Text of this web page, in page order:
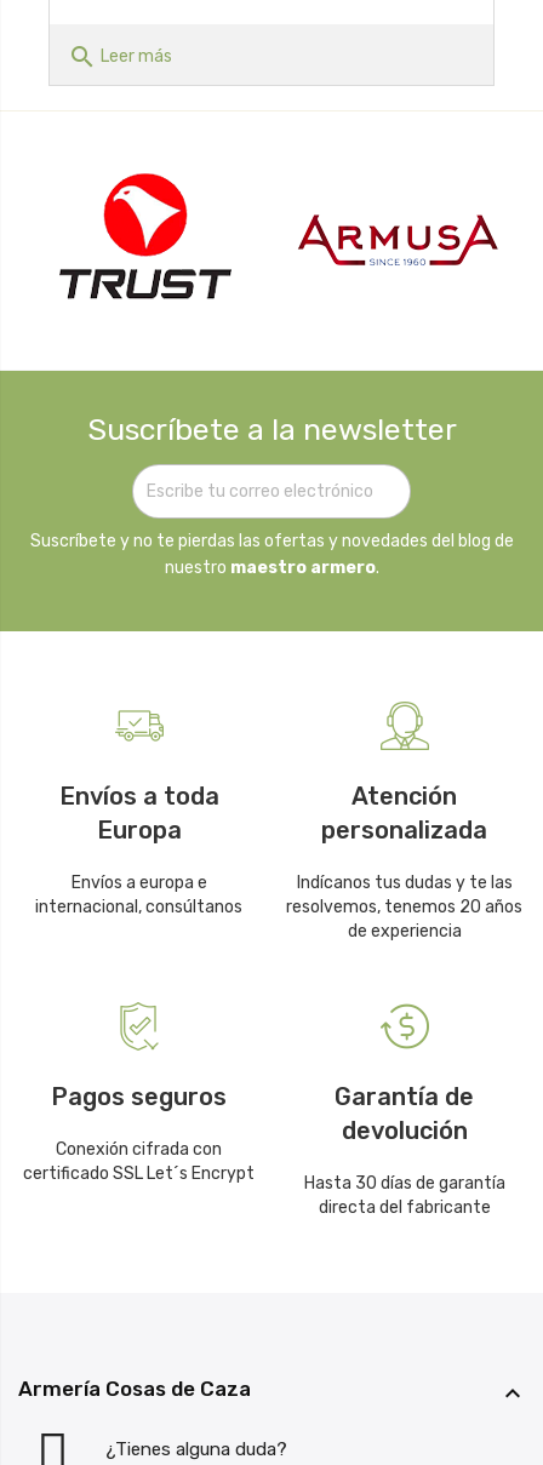
search Leer más
Suscríbete a la newsletter
Suscríbete y no te pierdas las ofertas y novedades del blog de
nuestro maestro armero.
Envíos a toda
Europa
Envíos a europa e
internacional, consúltanos
Atención
personalizada
Indícanos tus dudas y te las
resolvemos, tenemos 20 años
de experiencia
Pagos seguros
Conexión cifrada con
certificado SSL Let´s Encrypt
Garantía de
devolución
Hasta 30 días de garantía
directa del fabricante
Armería Cosas de Caza 
¿Tienes alguna duda?